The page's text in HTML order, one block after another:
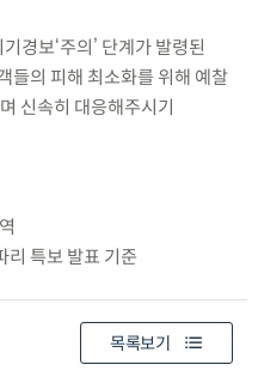
경보‘주의’ 단계가 발령된
들의 피해 최소화를 위해 예찰
신속히 대응해주시기
리 특보 발표 기준
목록보기